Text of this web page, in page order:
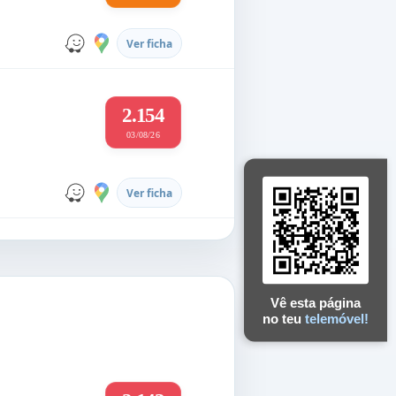
Vê esta página
no teu telemóvel!
Ver ficha
2.154
03/08/26
Ver ficha